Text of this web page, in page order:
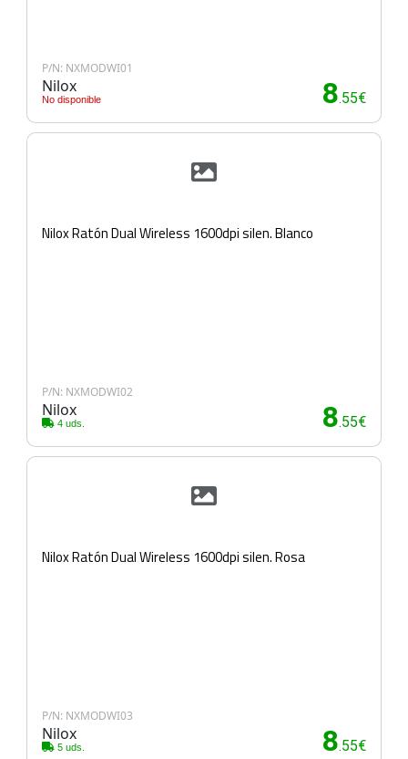
P/N: NXMODWI01
Nilox
No disponible 8.55€
Nilox Ratón Dual Wireless 1600dpi silen. Blanco
P/N: NXMODWI02
Nilox
4 uds. 8.55€
Nilox Ratón Dual Wireless 1600dpi silen. Rosa
P/N: NXMODWI03
Nilox
5 uds. 8.55€